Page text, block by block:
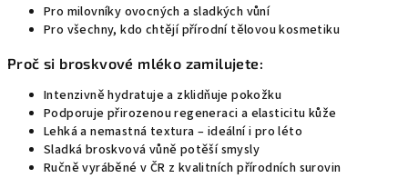
Pro milovníky ovocných a sladkých vůní
Pro všechny, kdo chtějí přírodní tělovou kosmetiku
Proč si broskvové mléko zamilujete:
Intenzivně hydratuje a zklidňuje pokožku
Podporuje přirozenou regeneraci a elasticitu kůže
Lehká a nemastná textura – ideální i pro léto
Sladká broskvová vůně potěší smysly
Ručně vyráběné v ČR z kvalitních přírodních surovin